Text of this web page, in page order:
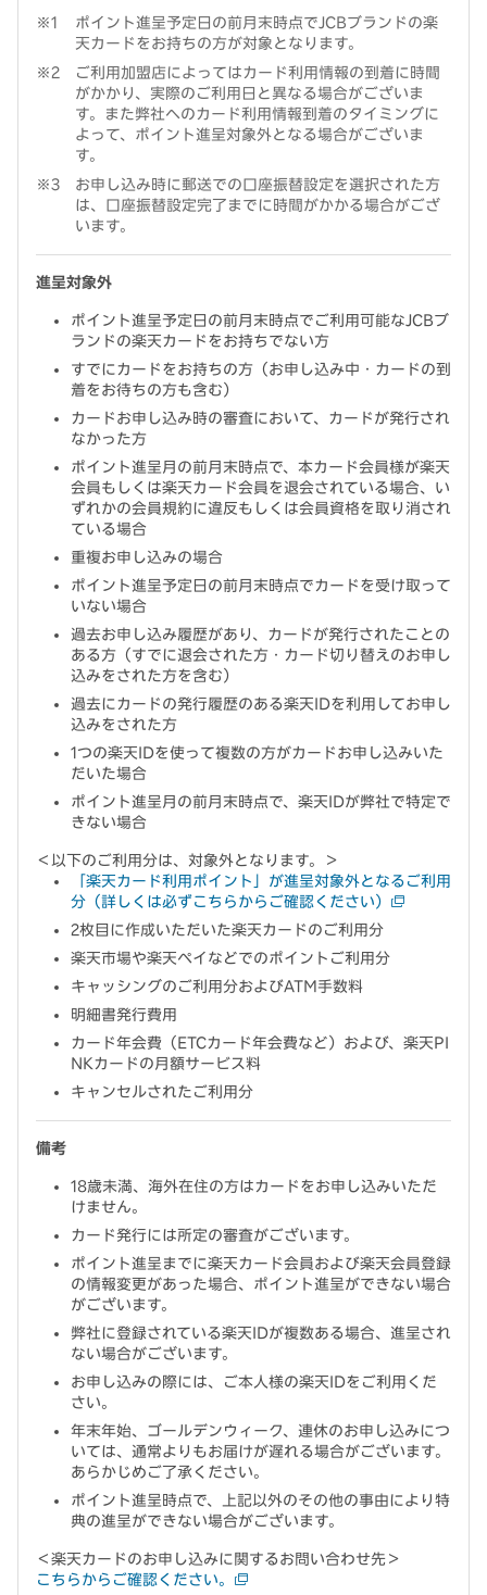
ポイント進呈予定日の前月末時点でJCBブランドの楽
天カードをお持ちの方が対象となります。
ご利用加盟店によってはカード利用情報の到着に時間
がかかり、実際のご利用日と異なる場合がございま
す。また弊社へのカード利用情報到着のタイミングに
よって、ポイント進呈対象外となる場合がございま
す。
お申し込み時に郵送での口座振替設定を選択された方
は、口座振替設定完了までに時間がかかる場合がござ
います。
進呈対象外
ポイント進呈予定日の前月末時点でご利用可能なJCBブ
ランドの楽天カードをお持ちでない方
すでにカードをお持ちの方（お申し込み中・カードの到
着をお待ちの方も含む）
カードお申し込み時の審査において、カードが発行され
なかった方
ポイント進呈月の前月末時点で、本カード会員様が楽天
会員もしくは楽天カード会員を退会されている場合、い
ずれかの会員規約に違反もしくは会員資格を取り消され
ている場合
重複お申し込みの場合
ポイント進呈予定日の前月末時点でカードを受け取って
いない場合
過去お申し込み履歴があり、カードが発行されたことの
ある方（すでに退会された方・カード切り替えのお申し
込みをされた方を含む）
過去にカードの発行履歴のある楽天IDを利用してお申し
込みをされた方
1つの楽天IDを使って複数の方がカードお申し込みいた
だいた場合
ポイント進呈月の前月末時点で、楽天IDが弊社で特定で
きない場合
＜以下のご利用分は、対象外となります。＞
「楽天カード利用ポイント」が進呈対象外となるご利用
分（詳しくは必ずこちらからご確認ください）
2枚目に作成いただいた楽天カードのご利用分
楽天市場や楽天ペイなどでのポイントご利用分
キャッシングのご利用分およびATM手数料
明細書発行費用
カード年会費（ETCカード年会費など）および、楽天PI
NKカードの月額サービス料
キャンセルされたご利用分
備考
18歳未満、海外在住の方はカードをお申し込みいただ
けません。
カード発行には所定の審査がございます。
ポイント進呈までに楽天カード会員および楽天会員登録
の情報変更があった場合、ポイント進呈ができない場合
がございます。
弊社に登録されている楽天IDが複数ある場合、進呈され
ない場合がございます。
お申し込みの際には、ご本人様の楽天IDをご利用くだ
さい。
年末年始、ゴールデンウィーク、連休のお申し込みにつ
いては、通常よりもお届けが遅れる場合がございます。
あらかじめご了承ください。
ポイント進呈時点で、上記以外のその他の事由により特
典の進呈ができない場合がございます。
＜楽天カードのお申し込みに関するお問い合わせ先＞
こちらからご確認ください。